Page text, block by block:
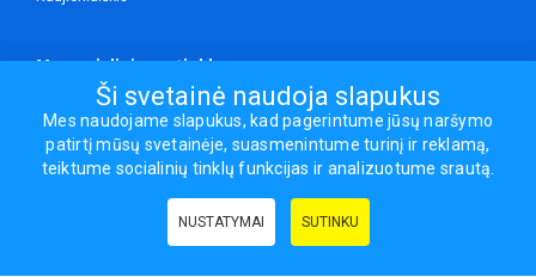
Mes socialiniuose tinkluose
Visos teisės saugomos.
Sporto ir laisvalaikio prekės, maisto papildai - erasportas.lt © 2026
Ši svetainė naudoja slapukus
Mes naudojame slapukus, kad pagerintume jūsų naršymo
patirtį mūsų svetainėje, suasmenintume turinį ir reklamą,
teiktume socialinių tinklų funkcijas ir analizuotume srautą.
NUSTATYMAI SUTINKU